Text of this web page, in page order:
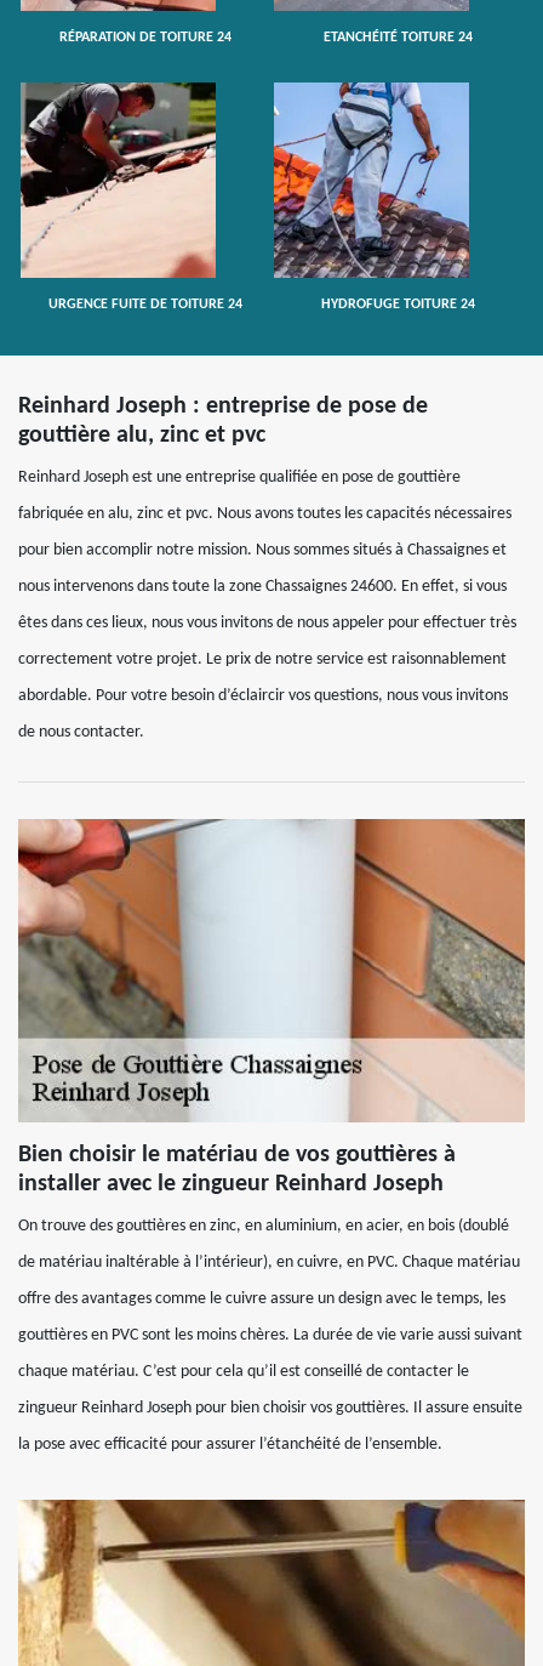
RÉPARATION DE TOITURE 24 ETANCHÉITÉ TOITURE 24
URGENCE FUITE DE TOITURE 24 HYDROFUGE TOITURE 24
Reinhard Joseph : entreprise de pose de
gouttière alu, zinc et pvc
Reinhard Joseph est une entreprise qualifiée en pose de gouttière
fabriquée en alu, zinc et pvc. Nous avons toutes les capacités nécessaires
pour bien accomplir notre mission. Nous sommes situés à Chassaignes et
nous intervenons dans toute la zone Chassaignes 24600. En effet, si vous
êtes dans ces lieux, nous vous invitons de nous appeler pour effectuer très
correctement votre projet. Le prix de notre service est raisonnablement
abordable. Pour votre besoin d’éclaircir vos questions, nous vous invitons
de nous contacter.
Bien choisir le matériau de vos gouttières à
installer avec le zingueur Reinhard Joseph
On trouve des gouttières en zinc, en aluminium, en acier, en bois (doublé
de matériau inaltérable à l’intérieur), en cuivre, en PVC. Chaque matériau
offre des avantages comme le cuivre assure un design avec le temps, les
gouttières en PVC sont les moins chères. La durée de vie varie aussi suivant
chaque matériau. C’est pour cela qu’il est conseillé de contacter le
zingueur Reinhard Joseph pour bien choisir vos gouttières. Il assure ensuite
la pose avec efficacité pour assurer l’étanchéité de l’ensemble.